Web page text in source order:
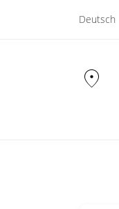
Deutsch
location_on